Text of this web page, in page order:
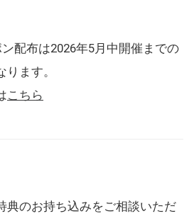
配布は2026年5月中開催までの
ます。
こちら
典のお持ち込みをご相談いただ